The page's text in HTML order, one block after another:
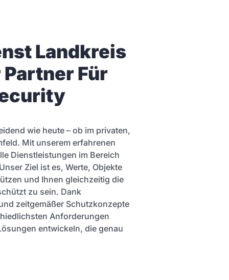
Landkreis
Für
wie heute – ob im privaten,
Mit unserem erfahrenen
Dienstleistungen im Bereich
Ziel ist es, Werte, Objekte
und Ihnen gleichzeitig die
zu sein. Dank
zeitgemäßer Schutzkonzepte
Anforderungen
entwickeln, die genau